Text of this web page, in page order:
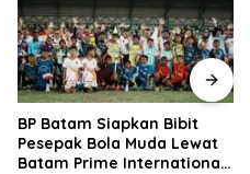
BP Batam Siapkan Bibit
Pesepak Bola Muda Lewat
Batam Prime International